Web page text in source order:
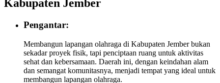
Kabupaten Jember
Pengantar:
Membangun lapangan olahraga di Kabupaten Jember bukan
sekadar proyek fisik, tapi penciptaan ruang untuk aktivitas
sehat dan kebersamaan. Daerah ini, dengan keindahan alam
dan semangat komunitasnya, menjadi tempat yang ideal untuk
membangun lapangan olahraga.